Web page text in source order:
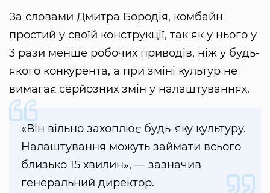
За словами Дмитра Бородія, комбайн
простий у своїй конструкції, так як у нього у
3 рази менше робочих приводів, ніж у будь-
якого конкурента, а при зміні культур не
вимагає серйозних змін у налаштуваннях.
«Він вільно захоплює будь-яку культуру.
Налаштування можуть займати всього
близько 15 хвилин», — зазначив
генеральний директор.